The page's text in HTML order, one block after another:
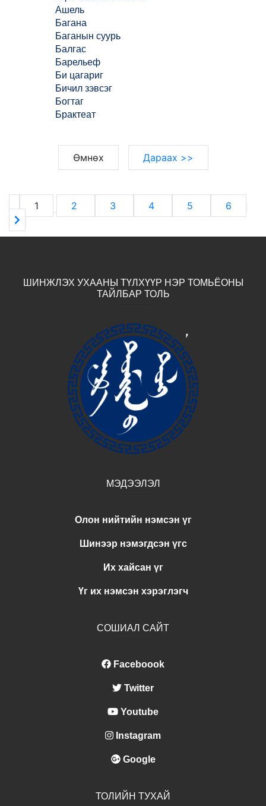
Ашель
Багана
Баганын суурь
Балгас
Барельеф
Би цагариг
Бичил зэвсэг
Богтаг
Брактеат
Өмнөх Дараах >>
1 2 3 4 5 6
ШИНЖЛЭХ УХААНЫ ТҮЛХҮҮР НЭР ТОМЬЁОНЫ
ТАЙЛБАР ТОЛЬ
МЭДЭЭЛЭЛ
Олон нийтийн нэмсэн үг
Шинээр нэмэгдсэн үгс
Их хайсан үг
Үг их нэмсэн хэрэглэгч
СОШИАЛ САЙТ
Faceboook
Twitter
Youtube
Instagram
Google
ТОЛИЙН ТУХАЙ